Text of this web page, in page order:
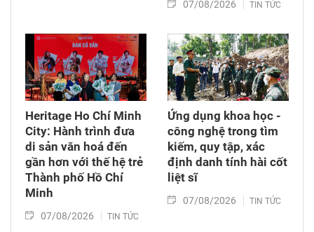
07/08/2026 TIN TỨC
Heritage Ho Chí Minh
City: Hành trình đưa
di sản văn hoá đến
gần hơn với thế hệ trẻ
Thành phố Hồ Chí
Minh
07/08/2026 TIN TỨC
Ứng dụng khoa học -
công nghệ trong tìm
kiếm, quy tập, xác
định danh tính hài cốt
liệt sĩ
07/08/2026 TIN TỨC